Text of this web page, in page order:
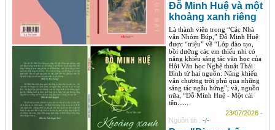
Đỗ Minh Huệ và một
khoảng xanh riêng
Là thành viên trong “Các Nhà
văn Nhóm Búp,” Đỗ Minh Huệ
được “triệu” về “Lớp đào tạo,
bồi dưỡng các em thiếu nhi có
năng khiếu sáng tác văn học của
Hội Văn học Nghệ thuật Thái
Bình từ hai nguồn: Năng khiếu
văn chương trời phú qua những
sáng tác ngẫu hứng”; và, nguồn
nữa, “Đỗ Minh Huệ - Một cái
tên......
23/07/2026 -
Nguồn tin : -/-